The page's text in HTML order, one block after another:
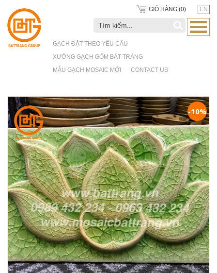
GIỎ HÀNG (0) EN
GẠCH ĐẶT THEO YÊU CẦU
XƯỞNG GẠCH GỐM BÁT TRÀNG
MẪU GẠCH MOSAIC MỚI
CONTACT US
-10%